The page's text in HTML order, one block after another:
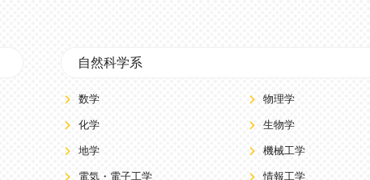
自然科学系
数学 物理学
化学 生物学
地学 機械工学
電気・電子工学 情報工学